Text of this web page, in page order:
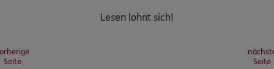
Lesen lohnt sich!
Seite
Seite